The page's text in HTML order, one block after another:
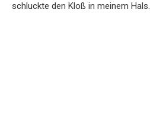
schluckte den Kloß in meinem Hals.